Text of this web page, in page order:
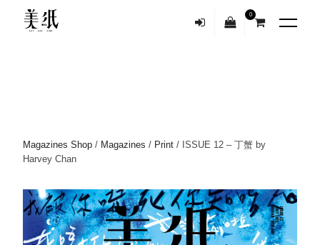
0
Magazines Shop / Magazines / Print / ISSUE 12 – 丁蟹 by
Harvey Chan